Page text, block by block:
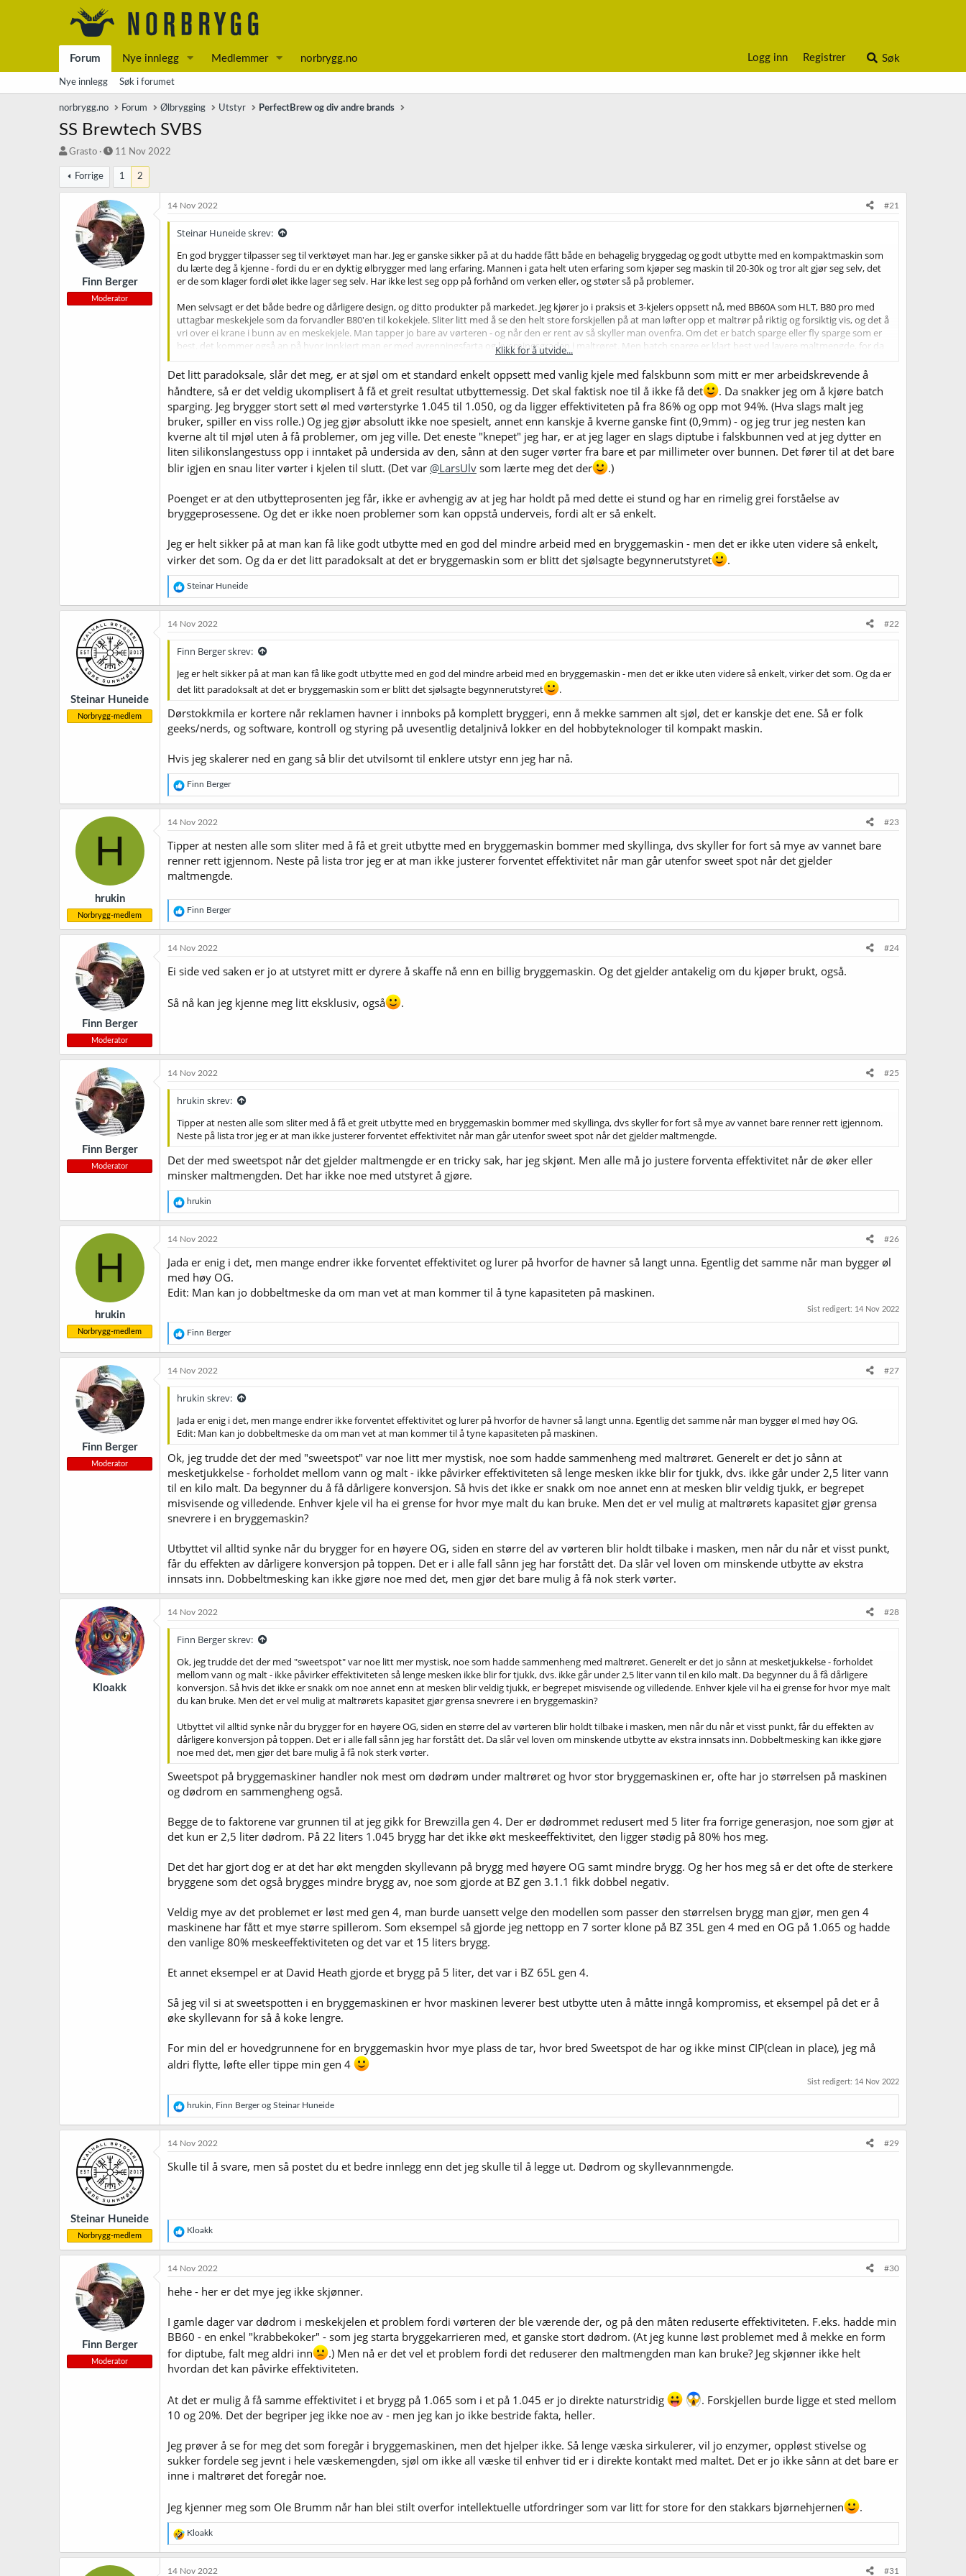
Forum Nye innlegg Medlemmer norbrygg.no Logg inn Registrer Søk
Nye innlegg Søk i forumet
norbrygg.no Forum Ølbrygging Utstyr PerfectBrew og div andre brands
SS Brewtech SVBS
T
å
d
Grasto
S
r
t
d
a
t
o
11 Nov 2022
Forrige 1 2
Finn Berger
Moderator
14 Nov 2022 #21
Steinar Huneide skrev:
En god brygger tilpasser seg til verktøyet man har. Jeg er ganske sikker på at du hadde fått både en behagelig bryggedag og godt utbytte med en kompaktmaskin som
du lærte deg å kjenne - fordi du er en dyktig ølbrygger med lang erfaring. Mannen i gata helt uten erfaring som kjøper seg maskin til 20-30k og tror alt gjør seg selv, det
er de som klager fordi ølet ikke lager seg selv. Har ikke lest seg opp på forhånd om verken eller, og støter så på problemer.
Men selvsagt er det både bedre og dårligere design, og ditto produkter på markedet. Jeg kjører jo i praksis et 3-kjelers oppsett nå, med BB60A som HLT, B80 pro med
uttagbar meskekjele som da forvandler B80'en til kokekjele. Sliter litt med å se den helt store forskjellen på at man løfter opp et maltrør på riktig og forsiktig vis, og det å
vri over ei krane i bunn av en meskekjele. Man tapper jo bare av vørteren - og når den er rent av så skyller man ovenfra. Om det er batch sparge eller fly sparge som er
best, det kommer også an på hvor innkjørt man er med avrenningsfarta og kverningsgraden i maltrøret. Men batch sparge er klart best ved lavere maltmengde, for da
renner det for fort gjennom i et maltrør. Lite man får gjort med akkurat det utenom å bruke et finere filter i bunn av maltrøret.
Klikk for å utvide...
Det litt paradoksale, slår det meg, er at sjøl om et standard enkelt oppsett med vanlig kjele med falskbunn som mitt er mer arbeidskrevende å
håndtere, så er det veldig ukomplisert å få et greit resultat utbyttemessig. Det skal faktisk noe til å ikke få det
. Da snakker jeg om å kjøre batch
sparging. Jeg brygger stort sett øl med vørterstyrke 1.045 til 1.050, og da ligger effektiviteten på fra 86% og opp mot 94%. (Hva slags malt jeg
bruker, spiller en viss rolle.) Og jeg gjør absolutt ikke noe spesielt, annet enn kanskje å kverne ganske fint (0,9mm) - og jeg trur jeg nesten kan
kverne alt til mjøl uten å få problemer, om jeg ville. Det eneste "knepet" jeg har, er at jeg lager en slags diptube i falskbunnen ved at jeg dytter en
liten silikonslangestuss opp i inntaket på undersida av den, sånn at den suger vørter fra bare et par millimeter over bunnen. Det fører til at det bare
blir igjen en snau liter vørter i kjelen til slutt. (Det var @LarsUlv som lærte meg det der .)
Poenget er at den utbytteprosenten jeg får, ikke er avhengig av at jeg har holdt på med dette ei stund og har en rimelig grei forståelse av
bryggeprosessene. Og det er ikke noen problemer som kan oppstå underveis, fordi alt er så enkelt.
Jeg er helt sikker på at man kan få like godt utbytte med en god del mindre arbeid med en bryggemaskin - men det er ikke uten videre så enkelt,
virker det som. Og da er det litt paradoksalt at det er bryggemaskin som er blitt det sjølsagte begynnerutstyret
.
R
e
a
j
o
e
r
Steinar Huneide
Steinar Huneide
Norbrygg-medlem
14 Nov 2022 #22
Finn Berger skrev:
Jeg er helt sikker på at man kan få like godt utbytte med en god del mindre arbeid med en bryggemaskin - men det er ikke uten videre så enkelt, virker det som. Og da er
det litt paradoksalt at det er bryggemaskin som er blitt det sjølsagte begynnerutstyret
.
Dørstokkmila er kortere når reklamen havner i innboks på komplett bryggeri, enn å mekke sammen alt sjøl, det er kanskje det ene. Så er folk
geeks/nerds, og software, kontroll og styring på uvesentlig detaljnivå lokker en del hobbyteknologer til kompakt maskin.
Hvis jeg skalerer ned en gang så blir det utvilsomt til enklere utstyr enn jeg har nå.
R
e
a
o
n
e
:
Finn Berger
H
hrukin
Norbrygg-medlem
14 Nov 2022 #23
Tipper at nesten alle som sliter med å få et greit utbytte med en bryggemaskin bommer med skyllinga, dvs skyller for fort så mye av vannet bare
renner rett igjennom. Neste på lista tror jeg er at man ikke justerer forventet effektivitet når man går utenfor sweet spot når det gjelder
maltmengde.
R
e
a
o
e
Finn Berger
Finn Berger
Moderator
14 Nov 2022 #24
Ei side ved saken er jo at utstyret mitt er dyrere å skaffe nå enn en billig bryggemaskin. Og det gjelder antakelig om du kjøper brukt, også.
Så nå kan jeg kjenne meg litt eksklusiv, også .
Finn Berger
Moderator
14 Nov 2022 #25
hrukin skrev:
Tipper at nesten alle som sliter med å få et greit utbytte med en bryggemaskin bommer med skyllinga, dvs skyller for fort så mye av vannet bare renner rett igjennom.
Neste på lista tror jeg er at man ikke justerer forventet effektivitet når man går utenfor sweet spot når det gjelder maltmengde.
Det der med sweetspot når det gjelder maltmengde er en tricky sak, har jeg skjønt. Men alle må jo justere forventa effektivitet når de øker eller
minsker maltmengden. Det har ikke noe med utstyret å gjøre.
R
e
a
o
n
e
hrukin
H
hrukin
Norbrygg-medlem
14 Nov 2022 #26
Jada er enig i det, men mange endrer ikke forventet effektivitet og lurer på hvorfor de havner så langt unna. Egentlig det samme når man bygger øl
med høy OG.
Edit: Man kan jo dobbeltmeske da om man vet at man kommer til å tyne kapasiteten på maskinen.
Sist redigert: 14 Nov 2022
R
e
a
j
o
e
r
Finn Berger
Finn Berger
Moderator
14 Nov 2022 #27
hrukin skrev:
Jada er enig i det, men mange endrer ikke forventet effektivitet og lurer på hvorfor de havner så langt unna. Egentlig det samme når man bygger øl med høy OG.
Edit: Man kan jo dobbeltmeske da om man vet at man kommer til å tyne kapasiteten på maskinen.
Ok, jeg trudde det der med "sweetspot" var noe litt mer mystisk, noe som hadde sammenheng med maltrøret. Generelt er det jo sånn at
mesketjukkelse - forholdet mellom vann og malt - ikke påvirker effektiviteten så lenge mesken ikke blir for tjukk, dvs. ikke går under 2,5 liter vann
til en kilo malt. Da begynner du å få dårligere konversjon. Så hvis det ikke er snakk om noe annet enn at mesken blir veldig tjukk, er begrepet
misvisende og villedende. Enhver kjele vil ha ei grense for hvor mye malt du kan bruke. Men det er vel mulig at maltrørets kapasitet gjør grensa
snevrere i en bryggemaskin?
Utbyttet vil alltid synke når du brygger for en høyere OG, siden en større del av vørteren blir holdt tilbake i masken, men når du når et visst punkt,
får du effekten av dårligere konversjon på toppen. Det er i alle fall sånn jeg har forstått det. Da slår vel loven om minskende utbytte av ekstra
innsats inn. Dobbeltmesking kan ikke gjøre noe med det, men gjør det bare mulig å få nok sterk vørter.
Kloakk
14 Nov 2022 #28
Finn Berger skrev:
Ok, jeg trudde det der med "sweetspot" var noe litt mer mystisk, noe som hadde sammenheng med maltrøret. Generelt er det jo sånn at mesketjukkelse - forholdet
mellom vann og malt - ikke påvirker effektiviteten så lenge mesken ikke blir for tjukk, dvs. ikke går under 2,5 liter vann til en kilo malt. Da begynner du å få dårligere
konversjon. Så hvis det ikke er snakk om noe annet enn at mesken blir veldig tjukk, er begrepet misvisende og villedende. Enhver kjele vil ha ei grense for hvor mye malt
du kan bruke. Men det er vel mulig at maltrørets kapasitet gjør grensa snevrere i en bryggemaskin?
Utbyttet vil alltid synke når du brygger for en høyere OG, siden en større del av vørteren blir holdt tilbake i masken, men når du når et visst punkt, får du effekten av
dårligere konversjon på toppen. Det er i alle fall sånn jeg har forstått det. Da slår vel loven om minskende utbytte av ekstra innsats inn. Dobbeltmesking kan ikke gjøre
noe med det, men gjør det bare mulig å få nok sterk vørter.
Sweetspot på bryggemaskiner handler nok mest om dødrøm under maltrøret og hvor stor bryggemaskinen er, ofte har jo størrelsen på maskinen
og dødrom en sammengheng også.
Begge de to faktorene var grunnen til at jeg gikk for Brewzilla gen 4. Der er dødrommet redusert med 5 liter fra forrige generasjon, noe som gjør at
det kun er 2,5 liter dødrom. På 22 liters 1.045 brygg har det ikke økt meskeeffektivitet, den ligger stødig på 80% hos meg.
Det det har gjort dog er at det har økt mengden skyllevann på brygg med høyere OG samt mindre brygg. Og her hos meg så er det ofte de sterkere
bryggene som det også brygges mindre brygg av, noe som gjorde at BZ gen 3.1.1 fikk dobbel negativ.
Veldig mye av det problemet er løst med gen 4, man burde uansett velge den modellen som passer den størrelsen brygg man gjør, men gen 4
maskinene har fått et mye større spillerom. Som eksempel så gjorde jeg nettopp en 7 sorter klone på BZ 35L gen 4 med en OG på 1.065 og hadde
den vanlige 80% meskeeffektiviteten og det var et 15 liters brygg.
Et annet eksempel er at David Heath gjorde et brygg på 5 liter, det var i BZ 65L gen 4.
Så jeg vil si at sweetspotten i en bryggemaskinen er hvor maskinen leverer best utbytte uten å måtte inngå kompromiss, et eksempel på det er å
øke skyllevann for så å koke lengre.
For min del er hovedgrunnene for en bryggemaskin hvor mye plass de tar, hvor bred Sweetspot de har og ikke minst CIP(clean in place), jeg må
aldri flytte, løfte eller tippe min gen 4
Sist redigert: 14 Nov 2022
R
e
a
j
o
:
hrukin Finn Bergerog Steinar Huneide
Steinar Huneide
Norbrygg-medlem
14 Nov 2022 #29
Skulle til å svare, men så postet du et bedre innlegg enn det jeg skulle til å legge ut. Dødrom og skyllevannmengde.
R
e
a
o
e
r
Kloakk
Finn Berger
Moderator
14 Nov 2022 #30
hehe - her er det mye jeg ikke skjønner.
I gamle dager var dødrom i meskekjelen et problem fordi vørteren der ble værende der, og på den måten reduserte effektiviteten. F.eks. hadde min
BB60 - en enkel "krabbekoker" - som jeg starta bryggekarrieren med, et ganske stort dødrom. (At jeg kunne løst problemet med å mekke en form
for diptube, falt meg aldri inn
.) Men nå er det vel et problem fordi det reduserer den maltmengden man kan bruke? Jeg skjønner ikke helt
hvordan det kan påvirke effektiviteten.
At det er mulig å få samme effektivitet i et brygg på 1.065 som i et på 1.045 er jo direkte naturstridig
. Forskjellen burde ligge et sted mellom
10 og 20%. Det der begriper jeg ikke noe av - men jeg kan jo ikke bestride fakta, heller.
Jeg prøver å se for meg det som foregår i bryggemaskinen, men det hjelper ikke. Så lenge væska sirkulerer, vil jo enzymer, oppløst stivelse og
sukker fordele seg jevnt i hele væskemengden, sjøl om ikke all væske til enhver tid er i direkte kontakt med maltet. Det er jo ikke sånn at det bare er
inne i maltrøret det foregår noe.
Jeg kjenner meg som Ole Brumm når han blei stilt overfor intellektuelle utfordringer som var litt for store for den stakkars bjørnehjernen .
R
e
a
Kloakk
14 Nov 2022 #31